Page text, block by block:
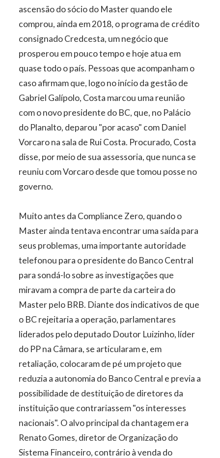
ascensão do sócio do Master quando ele
comprou, ainda em 2018, o programa de crédito
consignado Credcesta, um negócio que
prosperou em pouco tempo e hoje atua em
quase todo o país. Pessoas que acompanham o
caso afirmam que, logo no início da gestão de
Gabriel Galípolo, Costa marcou uma reunião
com o novo presidente do BC, que, no Palácio
do Planalto, deparou "por acaso" com Daniel
Vorcaro na sala de Rui Costa. Procurado, Costa
disse, por meio de sua assessoria, que nunca se
reuniu com Vorcaro desde que tomou posse no
governo.
Muito antes da Compliance Zero, quando o
Master ainda tentava encontrar uma saída para
seus problemas, uma importante autoridade
telefonou para o presidente do Banco Central
para sondá-lo sobre as investigações que
miravam a compra de parte da carteira do
Master pelo BRB. Diante dos indicativos de que
o BC rejeitaria a operação, parlamentares
liderados pelo deputado Doutor Luizinho, líder
do PP na Câmara, se articularam e, em
retaliação, colocaram de pé um projeto que
reduzia a autonomia do Banco Central e previa a
possibilidade de destituição de diretores da
instituição que contrariassem "os interesses
nacionais". O alvo principal da chantagem era
Renato Gomes, diretor de Organização do
Sistema Financeiro, contrário à venda do